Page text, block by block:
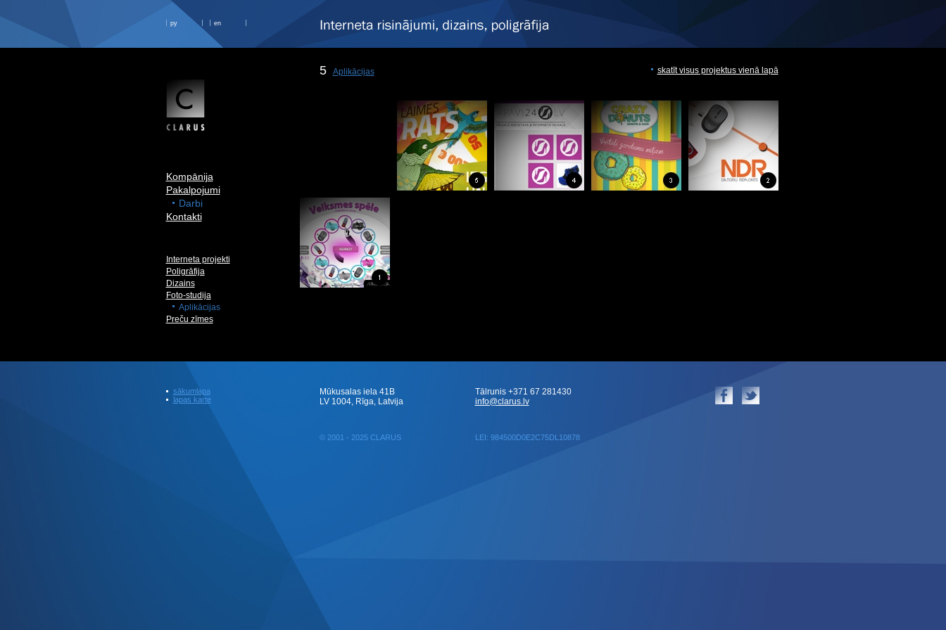
ру en
Kompānija
Pakalpojumi
Darbi
Kontakti
Interneta projekti
Poligrāfija
Dizains
Foto-studija
Aplikācijas
Preču zīmes
5 Aplikācijas skatīt visus projektus vienā lapā
sākumlapa
lapas karte
Mūkusalas iela 41B
LV 1004, Rīga, Latvija
© 2001 - 2025 CLARUS LEI: 984500D0E2C75DL10878
Tālrunis +371 67 281430
info@clarus.lv